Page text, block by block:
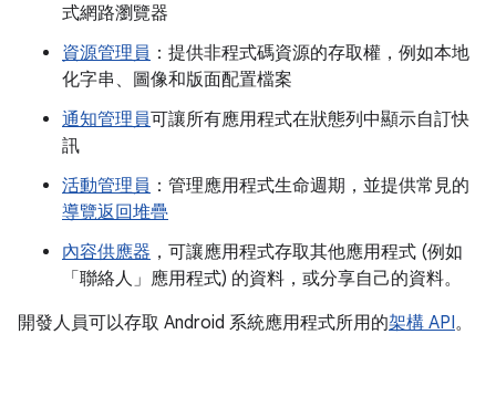
式網路瀏覽器
資源管理員 ：提供非程式碼資源的存取權，例如本地
化字串、圖像和版面配置檔案
通知管理員可讓所有應用程式在狀態列中顯示自訂快
訊
活動管理員 ：管理應用程式生命週期，並提供常見的
導覽返回堆疊
內容供應器 ，可讓應用程式存取其他應用程式 (例如
「聯絡人」應用程式) 的資料，或分享自己的資料。
開發人員可以存取 Android 系統應用程式所用的架構 API。